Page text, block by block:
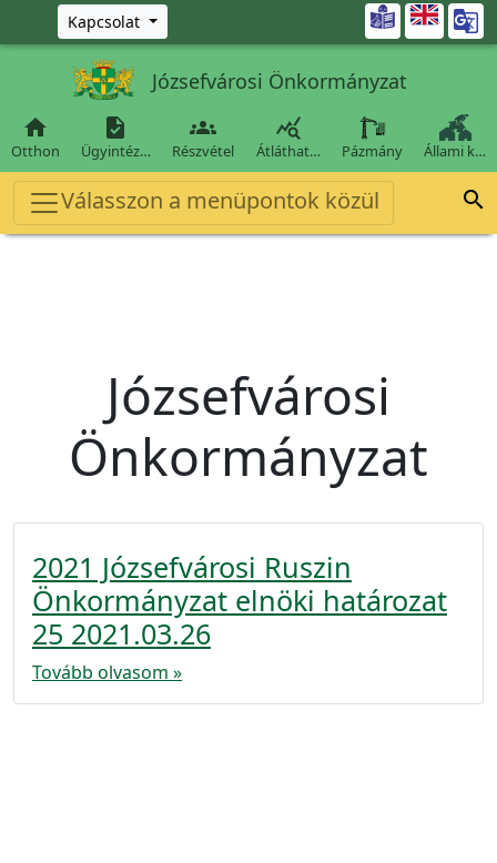
Ugrás a fő tartalomra
Kapcsolat 
Józsefvárosi Önkormányzat

Otthon

Ügyintéz…

Részvétel

Átláthat… Pázmány Állami k…
Válasszon a menüpontok közül 
Józsefvárosi
Önkormányzat
2021 Józsefvárosi Ruszin
Önkormányzat elnöki határozat
25 2021.03.26
Tovább olvasom »